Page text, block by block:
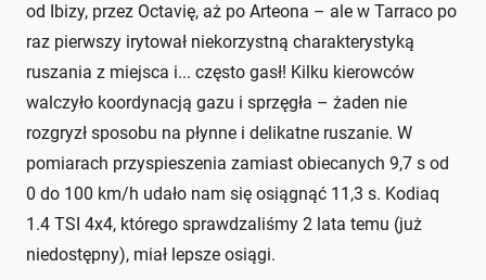
od Ibizy, przez Octavię, aż po Arteona – ale w Tarraco po
raz pierwszy irytował niekorzystną charakterystyką
ruszania z miejsca i... często gasł! Kilku kierowców
walczyło koordynacją gazu i sprzęgła – żaden nie
rozgryzł sposobu na płynne i delikatne ruszanie. W
pomiarach przyspieszenia zamiast obiecanych 9,7 s od
0 do 100 km/h udało nam się osiągnąć 11,3 s. Kodiaq
1.4 TSI 4x4, którego sprawdzaliśmy 2 lata temu (już
niedostępny), miał lepsze osiągi.